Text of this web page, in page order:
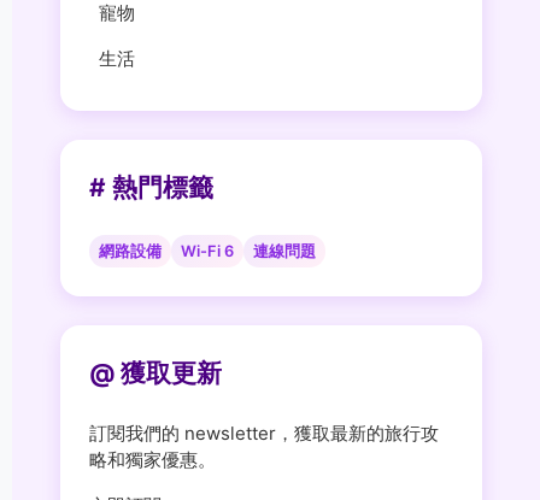
寵物
生活
# 熱門標籤
網路設備 Wi-Fi 6 連線問題
@ 獲取更新
訂閱我們的 newsletter，獲取最新的旅行攻
略和獨家優惠。